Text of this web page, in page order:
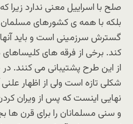
صلح با اسراییل معنی ندارد زیرا
بلکه با همه ی کشورهای
گسترش سرزمینی است و باید
کند. برخی از فرقه های کلیساهای
از این طرح پشتیبانی می
شکلی تازه است ولی از اظهار
نهایی اینست که پس از ویران
و سنی مسلمانان را برای قرن ها